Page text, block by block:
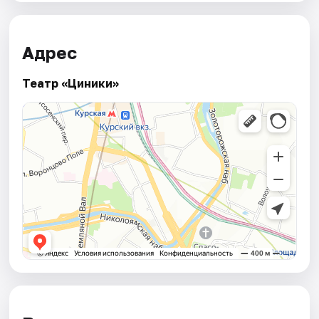
Адрес
Театр «Циники»